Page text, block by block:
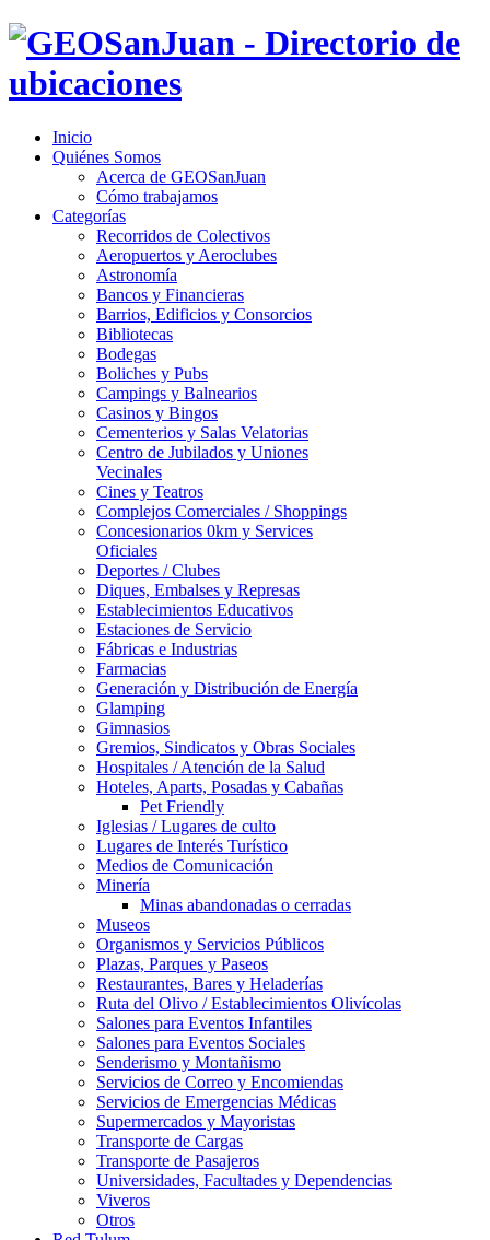
Inicio
Quiénes Somos
Acerca de GEOSanJuan
Cómo trabajamos
Categorías
Recorridos de Colectivos
Aeropuertos y Aeroclubes
Astronomía
Bancos y Financieras
Barrios, Edificios y Consorcios
Bibliotecas
Bodegas
Boliches y Pubs
Campings y Balnearios
Casinos y Bingos
Cementerios y Salas Velatorias
Centro de Jubilados y Uniones
Vecinales
Cines y Teatros
Complejos Comerciales / Shoppings
Concesionarios 0km y Services
Oficiales
Deportes / Clubes
Diques, Embalses y Represas
Establecimientos Educativos
Estaciones de Servicio
Fábricas e Industrias
Farmacias
Generación y Distribución de Energía
Glamping
Gimnasios
Gremios, Sindicatos y Obras Sociales
Hospitales / Atención de la Salud
Hoteles, Aparts, Posadas y Cabañas
Pet Friendly
Iglesias / Lugares de culto
Lugares de Interés Turístico
Medios de Comunicación
Minería
Minas abandonadas o cerradas
Museos
Organismos y Servicios Públicos
Plazas, Parques y Paseos
Restaurantes, Bares y Heladerías
Ruta del Olivo / Establecimientos Olivícolas
Salones para Eventos Infantiles
Salones para Eventos Sociales
Senderismo y Montañismo
Servicios de Correo y Encomiendas
Servicios de Emergencias Médicas
Supermercados y Mayoristas
Transporte de Cargas
Transporte de Pasajeros
Universidades, Facultades y Dependencias
Viveros
Otros